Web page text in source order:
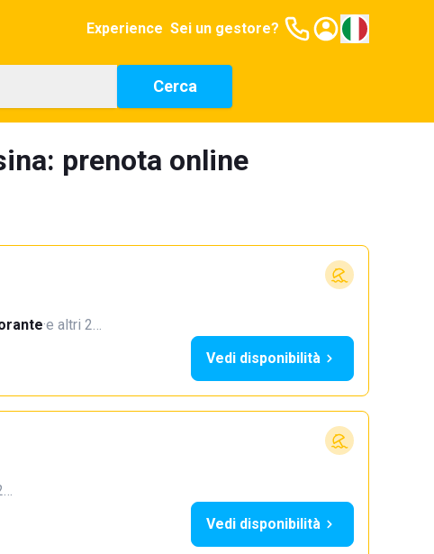
Experience Sei un gestore?
Cerca
prenota online
·e altri 2…
Vedi disponibilità
Vedi disponibilità